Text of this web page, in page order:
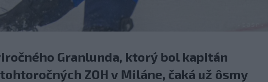
Granlunda, ktorý bol kapitán
tohtoročných ZOH v Miláne, čaká už ôsmy